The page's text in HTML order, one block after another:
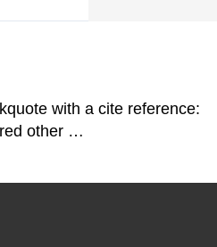
with a cite reference:
other …